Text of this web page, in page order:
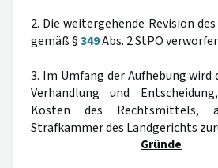
2. Die weitergehende Revision
gemäß §349Abs. 2 StPO
3. Im Umfang der Aufhebung wird
Verhandlung und
Kosten des Rechtsmittels,
Strafkammer des Landgerichts
Gründe